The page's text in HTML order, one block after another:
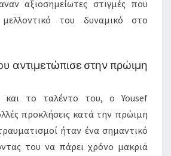
αξιοσημείωτες στιγμές που
του δυναμικό στο
αντιμετώπισε στην πρώιμη
το ταλέντο του, ο Yousef
προκλήσεις κατά την πρώιμη
ήταν ένα σημαντικό
του να πάρει χρόνο μακριά